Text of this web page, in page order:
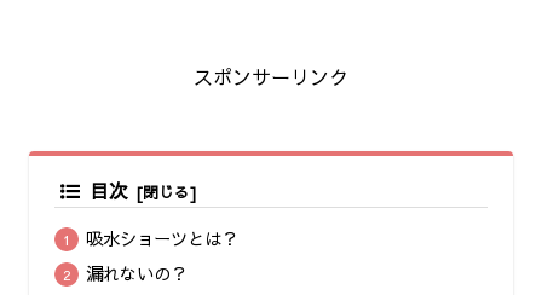
スポンサーリンク
目次
吸水ショーツとは？
漏れないの？